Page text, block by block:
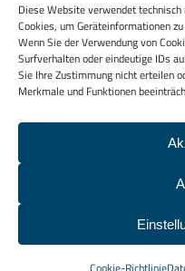
Diese Website verwendet
Cookies, um Geräteinformationen
Wenn Sie der Verwendung von
Surfverhalten oder eindeutige IDs
Sie Ihre Zustimmung nicht erteilen
Merkmale und Funktionen